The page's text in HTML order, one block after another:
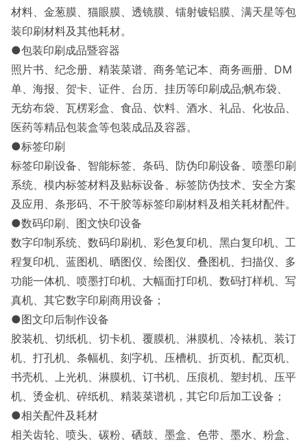
材料、金葱膜、猫眼膜、透镜膜、镭射镀铝膜、满天星等包
装印刷材料及其他耗材。
●包装印刷成品暨容器
照片书、纪念册、精装菜谱、商务笔记本、商务画册、DM
单、海报、贺卡、证件、台历、挂历等印刷成品;帆布袋、
无纺布袋、瓦楞彩盒、食品、饮料、酒水、礼品、化妆品、
医药等精品包装盒等包装成品及容器。
●标签印刷
标签印刷设备、智能标签、条码、防伪印刷设备、喷墨印刷
系统、模内标签材料及贴标设备、标签防伪技术、安全方案
及应用、条形码、不干胶等标签印刷材料及相关耗材配件。
●数码印刷、图文快印设备
数字印制系统、数码印刷机、彩色复印机、黑白复印机、工
程复印机、蓝图机、晒图仪、绘图仪、叠图机、扫描仪、多
功能一体机、喷墨打印机、大幅面打印机、数码打样机、写
真机、其它数字印刷商用设备；
●图文印后制作设备
胶装机、切纸机、切卡机、覆膜机、淋膜机、冷裱机、装订
机、打孔机、条幅机、刻字机、压槽机、折页机、配页机、
书壳机、上光机、淋膜机、订书机、压痕机、塑封机、压平
机、烫金机、碎纸机、精装菜谱机，其它印后加工设备；
●相关配件及耗材
相关齿轮、喷头、碳粉、硒鼓、墨盒、色带、墨水、粉盒、